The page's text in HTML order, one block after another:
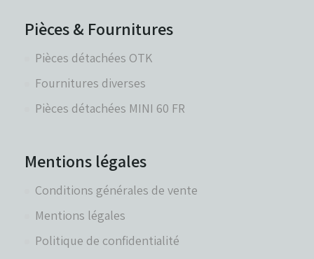
Pièces & Fournitures
Pièces détachées OTK
Fournitures diverses
Pièces détachées MINI 60 FR
Mentions légales
Conditions générales de vente
Mentions légales
Politique de confidentialité